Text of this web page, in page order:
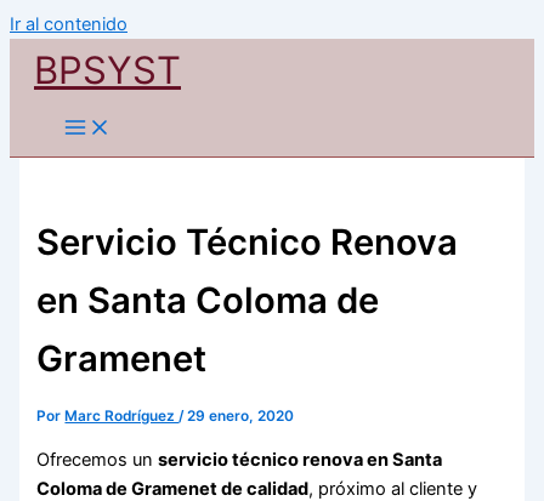
Ir al contenido
BPSYST
Servicio Técnico Renova
en Santa Coloma de
Gramenet
Por Marc Rodríguez/29 enero, 2020
Ofrecemos unservicio técnico renova en Santa
Coloma de Gramenet de calidad, próximo al cliente y